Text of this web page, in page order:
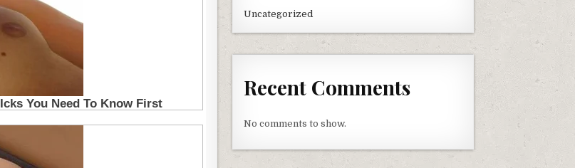
Uncategorized
Recent Comments
No comments to show.